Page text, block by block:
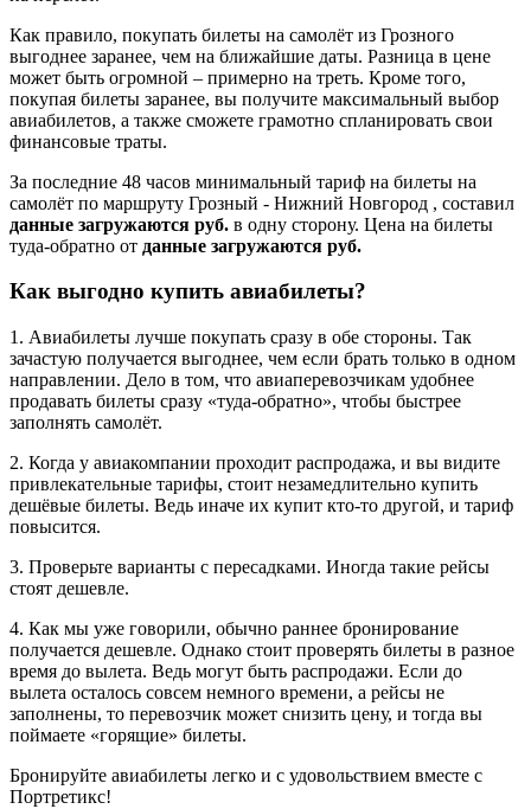
Как правило, покупать билеты на самолёт из Грозного
выгоднее заранее, чем на ближайшие даты. Разница в цене
может быть огромной – примерно на треть. Кроме того,
покупая билеты заранее, вы получите максимальный выбор
авиабилетов, а также сможете грамотно спланировать свои
финансовые траты.
За последние 48 часов минимальный тариф на билеты на
самолёт по маршруту Грозный - Нижний Новгород , составил
данные загружаются руб. в одну сторону. Цена на билеты
туда-обратно от данные загружаются руб.
Как выгодно купить авиабилеты?
1. Авиабилеты лучше покупать сразу в обе стороны. Так
зачастую получается выгоднее, чем если брать только в одном
направлении. Дело в том, что авиаперевозчикам удобнее
продавать билеты сразу «туда-обратно», чтобы быстрее
заполнять самолёт.
2. Когда у авиакомпании проходит распродажа, и вы видите
привлекательные тарифы, стоит незамедлительно купить
дешёвые билеты. Ведь иначе их купит кто-то другой, и тариф
повысится.
3. Проверьте варианты с пересадками. Иногда такие рейсы
стоят дешевле.
4. Как мы уже говорили, обычно раннее бронирование
получается дешевле. Однако стоит проверять билеты в разное
время до вылета. Ведь могут быть распродажи. Если до
вылета осталось совсем немного времени, а рейсы не
заполнены, то перевозчик может снизить цену, и тогда вы
поймаете «горящие» билеты.
Бронируйте авиабилеты легко и с удовольствием вместе с
Портретикс!